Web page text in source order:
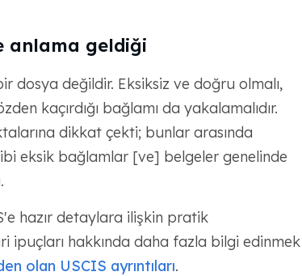
anlama geldiği
dosya değildir. Eksiksiz ve doğru olmalı,
kaçırdığı bağlamı da yakalamalıdır.
dikkat çekti; bunlar arasında
eksik bağlamlar [ve] belgeler genelinde
hazır detaylara ilişkin pratik
ipuçları hakkında daha fazla bilgi edinmek
olan USCIS ayrıntıları.